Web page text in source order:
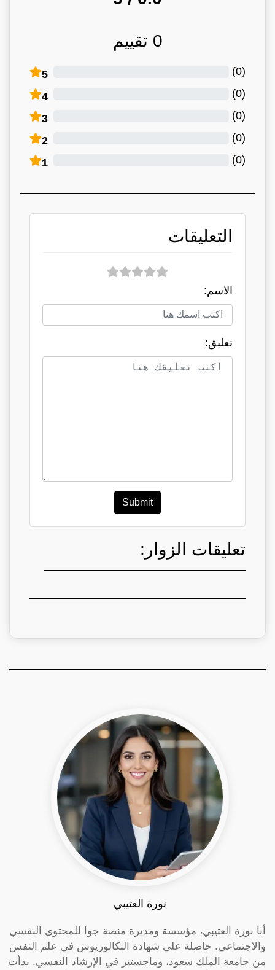
0 تقييم
5 (
0
)
4 (
0
)
3 (
0
)
2 (
0
)
1 (
0
)
التعليقات
الاسم:
تعلبق:
Submit
تعليقات الزوار:
نورة العتيبي
أنا نورة العتيبي، مؤسسة ومديرة منصة جوا للمحتوى النفسي
والاجتماعي. حاصلة على شهادة البكالوريوس في علم النفس
من جامعة الملك سعود، وماجستير في الإرشاد النفسي. بدأت